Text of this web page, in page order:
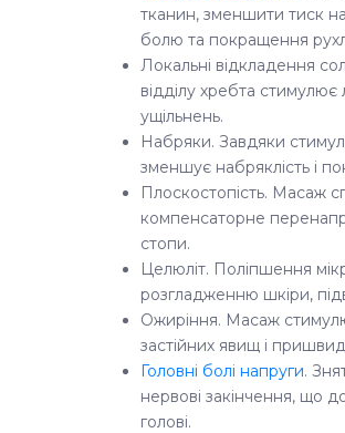
тканин, зменшити тиск
болю та покращення
Локальні відкладення
відділу хребта
ущільнень.
Набряки. Завдяки
зменшує набряклість і
Плоскостопість. Масаж
компенсаторне
стопи.
Целюліт. Поліпшення
розгладженню шкіри,
Ожиріння. Масаж
застійних явищ і
Головні болі напруги.
нервові закінчення, що
голові.